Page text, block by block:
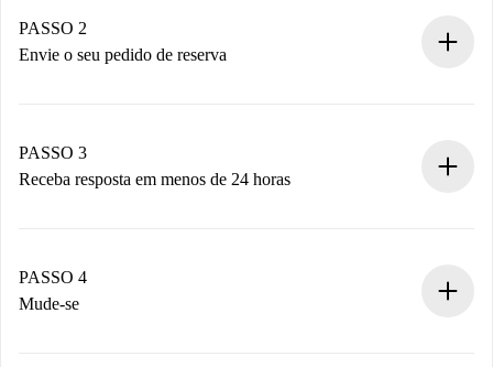
Você tem todas as informações necessárias
antecipadamente.
PASSO 2
Envie o seu pedido de reserva
Não cobramos nada até que o proprietário confirme.
PASSO 3
Receba resposta em menos de 24 horas
proprietário.
Se recusada: não cobraremos nada e ofereceremos
PASSO 4
Mude-se